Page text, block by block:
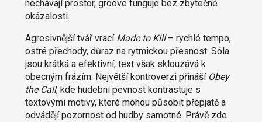
nechávají prostor, groove funguje bez zbytečné
okázalosti.
Agresivnější tvář vrací Made to Kill– rychlé tempo,
ostré přechody, důraz na rytmickou přesnost. Sóla
jsou krátká a efektivní, text však sklouzává k
obecným frázím. Největší kontroverzi přináší Obey
the Call, kde hudební pevnost kontrastuje s
textovými motivy, které mohou působit přepjatě a
odvádějí pozornost od hudby samotné. Právě zde